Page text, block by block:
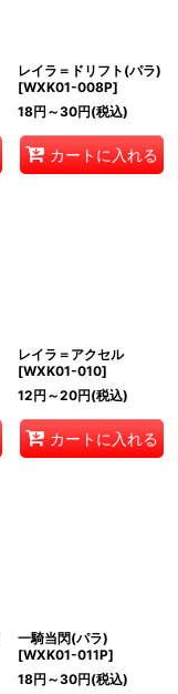
レイラ＝ドリフト(パラ)
[WXK01-008P]
18円 ～30円(税込)
カートに入れる
レイラ＝アクセル
[WXK01-010]
12円 ～20円(税込)
カートに入れる
一騎当閃(パラ)
[WXK01-011P]
18円 ～30円(税込)